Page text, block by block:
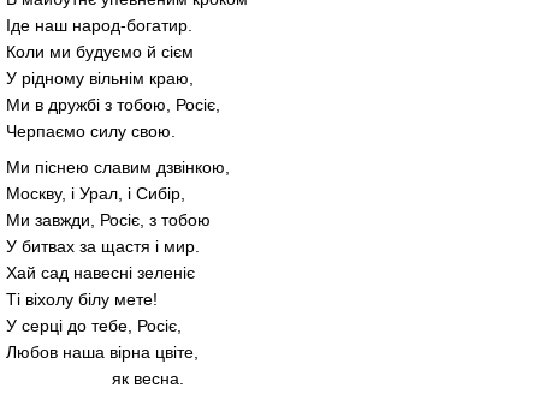
Іде наш народ-богатир.
Коли ми будуємо й сієм
У рідному вільнім краю,
Ми в дружбі з тобою, Росіє,
Черпаємо силу свою.
Ми піснею славим дзвінкою,
Москву, і Урал, і Сибір,
Ми завжди, Росіє, з тобою
У битвах за щастя і мир.
Хай сад навесні зеленіє
Ті віхолу білу мете!
У серці до тебе, Росіє,
Любов наша вірна цвіте,
як весна.